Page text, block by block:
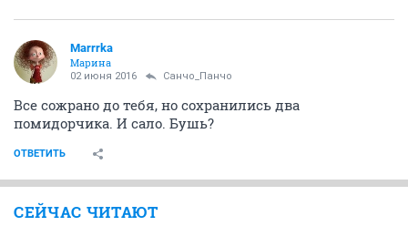
Marrrka
Марина
02 июня 2016 Cанчо_Панчо
Все сожрано до тебя, но сохранились два
помидорчика. И сало. Бушь?
ОТВЕТИТЬ
СЕЙЧАС ЧИТАЮТ